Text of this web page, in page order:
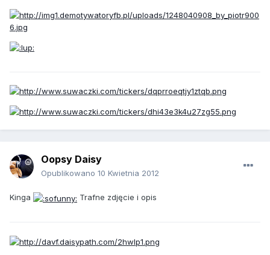
Oopsy Daisy
Opublikowano 10 Kwietnia 2012
Kinga Trafne zdjęcie i opis